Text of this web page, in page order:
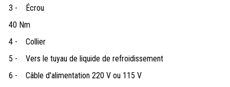
3 -
Écrou
40 Nm
4 -
Collier
5 -
Vers le tuyau de liquide de refroidissement
6 -
Câble d'alimentation 220 V ou 115 V